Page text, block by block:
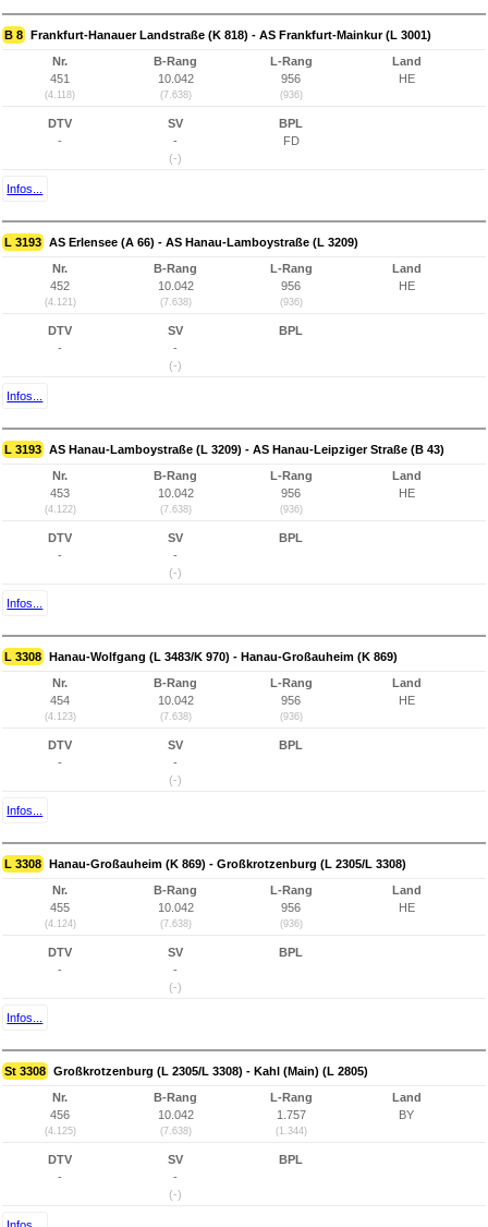
B 8 Frankfurt-Hanauer Landstraße (K 818) - AS Frankfurt-Mainkur (L 3001)
Nr.
451
(4.118)
B-Rang
10.042
(7.638)
L-Rang
956
(936)
Land
HE
DTV
-
SV
-
(-)
BPL
FD
Infos...
L 3193 AS Erlensee (A 66) - AS Hanau-Lamboystraße (L 3209)
Nr.
452
(4.121)
B-Rang
10.042
(7.638)
L-Rang
956
(936)
Land
HE
DTV
-
SV
-
(-)
BPL
Infos...
L 3193 AS Hanau-Lamboystraße (L 3209) - AS Hanau-Leipziger Straße (B 43)
Nr.
453
(4.122)
B-Rang
10.042
(7.638)
L-Rang
956
(936)
Land
HE
DTV
-
SV
-
(-)
BPL
Infos...
L 3308 Hanau-Wolfgang (L 3483/K 970) - Hanau-Großauheim (K 869)
Nr.
454
(4.123)
B-Rang
10.042
(7.638)
L-Rang
956
(936)
Land
HE
DTV
-
SV
-
(-)
BPL
Infos...
L 3308 Hanau-Großauheim (K 869) - Großkrotzenburg (L 2305/L 3308)
Nr.
455
(4.124)
B-Rang
10.042
(7.638)
L-Rang
956
(936)
Land
HE
DTV
-
SV
-
(-)
BPL
Infos...
St 3308 Großkrotzenburg (L 2305/L 3308) - Kahl (Main) (L 2805)
Nr.
456
(4.125)
B-Rang
10.042
(7.638)
L-Rang
1.757
(1.344)
Land
BY
DTV
-
SV
-
(-)
BPL